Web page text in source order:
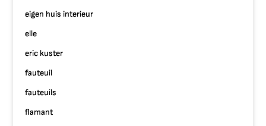
eigen huis interieur
elle
eric kuster
fauteuil
fauteuils
flamant